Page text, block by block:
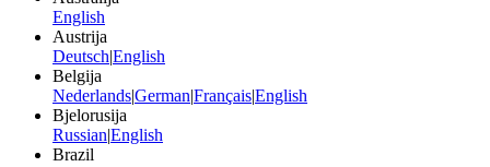
English
Austrija
DeutschEnglish
Belgija
NederlandsGermanFrançaisEnglish
Bjelorusija
RussianEnglish
Brazil